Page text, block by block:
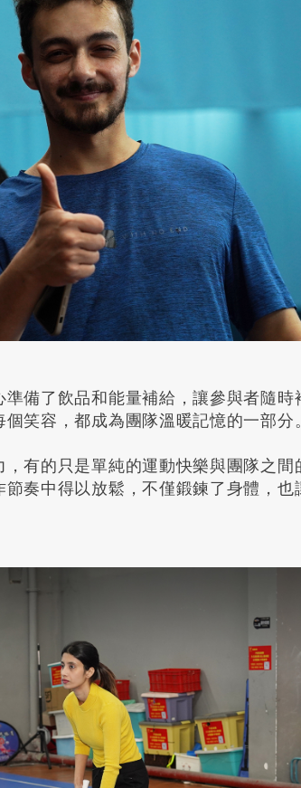
備了飲品和能量補給，讓參與者隨時
笑容，都成為團隊溫暖記憶的一部分。
有的只是單純的運動快樂與團隊之間
奏中得以放鬆，不僅鍛鍊了身體，